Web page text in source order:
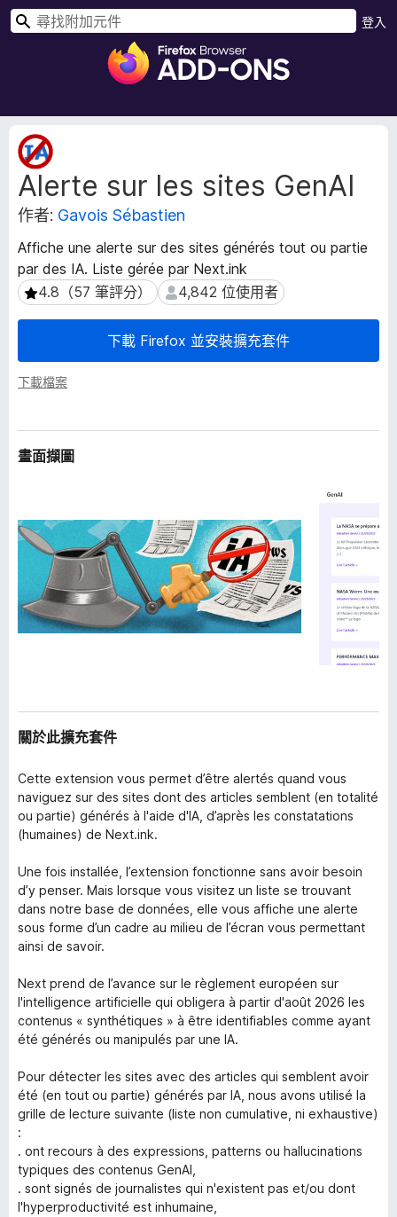
F
e
x
瀏
器
附
加
元
登入
搜
Alerte sur les sites GenAI
作者: Gavois Sébastien
Affiche une alerte sur des sites générés tout ou partie
par des IA. Liste gérée par Next.ink
4.8（57 筆評分）
4.8（57 筆評分） 4,842 位使用者
4,842 位使用者
下載 Firefox 並安裝擴充套件
下載檔案
擴
充
套
件
後
資
料
畫面擷圖
關於此擴充套件
Cette extension vous permet d’être alertés quand vous
naviguez sur des sites dont des articles semblent (en totalité
ou partie) générés à l'aide d'IA, d’après les constatations
(humaines) de Next.ink.
Une fois installée, l’extension fonctionne sans avoir besoin
d’y penser. Mais lorsque vous visitez un liste se trouvant
dans notre base de données, elle vous affiche une alerte
sous forme d’un cadre au milieu de l’écran vous permettant
ainsi de savoir.
Next prend de l’avance sur le règlement européen sur
l'intelligence artificielle qui obligera à partir d'août 2026 les
contenus « synthétiques » à être identifiables comme ayant
été générés ou manipulés par une IA.
Pour détecter les sites avec des articles qui semblent avoir
été (en tout ou partie) générés par IA, nous avons utilisé la
grille de lecture suivante (liste non cumulative, ni exhaustive)
:
. ont recours à des expressions, patterns ou hallucinations
typiques des contenus GenAI,
. sont signés de journalistes qui n'existent pas et/ou dont
l'hyperproductivité est inhumaine,